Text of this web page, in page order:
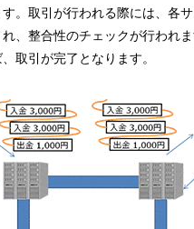
。取引が行われる際には、各
、整合性のチェックが行われ
取引が完了となります。